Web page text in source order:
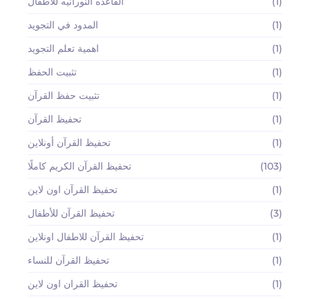
المدود في التجويد
(1)
اهمية تعلم التجويد
(1)
تثبيت الحفظ
(1)
تثبيت حفظ القرآن
(1)
تحفيظ القرآن
(1)
تحفيظ القرآن أونلاين
(1)
تحفيظ القرآن الكريم كاملًا
(103)
تحفيظ القرآن اون لاين
(1)
تحفيظ القرآن للأطفال
(3)
تحفيظ القرآن للاطفال اونلاين
(1)
تحفيظ القرآن للنساء
(1)
تحفيظ القران اون لاين
(1)